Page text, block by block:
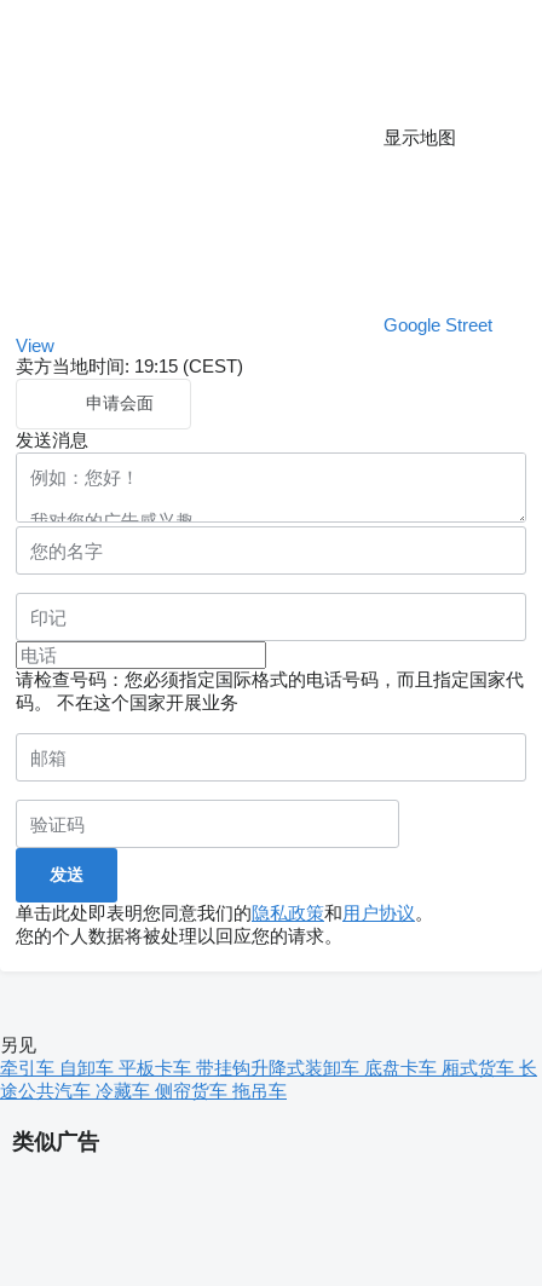
显示地图
Google Street
View
卖方当地时间: 19:15 (CEST)
申请会面
发送消息
请检查号码：您必须指定国际格式的电话号码，而且指定国家代
码。
不在这个国家开展业务
单击此处即表明您同意我们的隐私政策和用户协议。
您的个人数据将被处理以回应您的请求。
类似广告
另见
牵引车 自卸车 平板卡车 带挂钩升降式装卸车 底盘卡车 厢式货车 长
途公共汽车 冷藏车 侧帘货车 拖吊车